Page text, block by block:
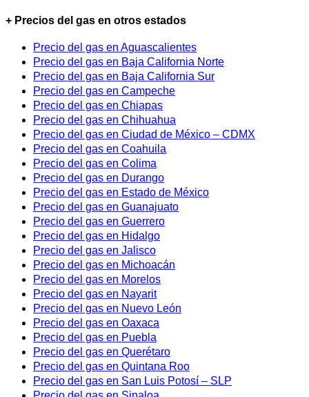
+ Precios del gas en otros estados
Precio del gas en Aguascalientes
Precio del gas en Baja California Norte
Precio del gas en Baja California Sur
Precio del gas en Campeche
Precio del gas en Chiapas
Precio del gas en Chihuahua
Precio del gas en Ciudad de México – CDMX
Precio del gas en Coahuila
Precio del gas en Colima
Precio del gas en Durango
Precio del gas en Estado de México
Precio del gas en Guanajuato
Precio del gas en Guerrero
Precio del gas en Hidalgo
Precio del gas en Jalisco
Precio del gas en Michoacán
Precio del gas en Morelos
Precio del gas en Nayarit
Precio del gas en Nuevo León
Precio del gas en Oaxaca
Precio del gas en Puebla
Precio del gas en Querétaro
Precio del gas en Quintana Roo
Precio del gas en San Luis Potosí – SLP